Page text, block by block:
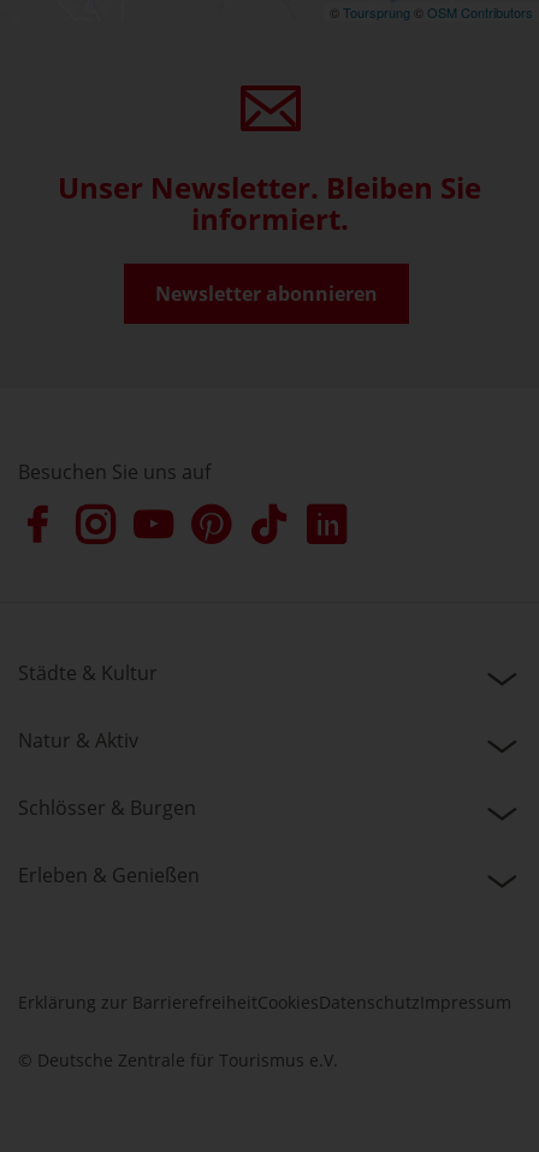
© Toursprung © OSM Contributors
Unser Newsletter. Bleiben Sie
informiert.
Newsletter abonnieren
Besuchen Sie uns auf
Städte & Kultur
Natur & Aktiv
Schlösser & Burgen
Erleben & Genießen
Erklärung zur BarrierefreiheitCookiesDatenschutz Impressum
© Deutsche Zentrale für Tourismus e.V.